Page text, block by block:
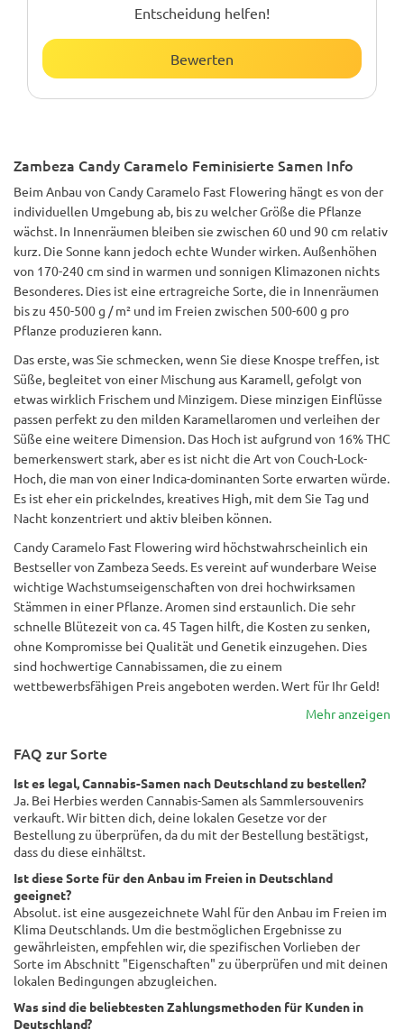
Entscheidung helfen!
Bewerten
Zambeza Candy Caramelo Feminisierte Samen Info
Beim Anbau von Candy Caramelo Fast Flowering hängt es von der
individuellen Umgebung ab, bis zu welcher Größe die Pflanze
wächst. In Innenräumen bleiben sie zwischen 60 und 90 cm relativ
kurz. Die Sonne kann jedoch echte Wunder wirken. Außenhöhen
von 170-240 cm sind in warmen und sonnigen Klimazonen nichts
Besonderes. Dies ist eine ertragreiche Sorte, die in Innenräumen
bis zu 450-500 g / m² und im Freien zwischen 500-600 g pro
Pflanze produzieren kann.
Das erste, was Sie schmecken, wenn Sie diese Knospe treffen, ist
Süße, begleitet von einer Mischung aus Karamell, gefolgt von
etwas wirklich Frischem und Minzigem. Diese minzigen Einflüsse
passen perfekt zu den milden Karamellaromen und verleihen der
Süße eine weitere Dimension. Das Hoch ist aufgrund von 16% THC
bemerkenswert stark, aber es ist nicht die Art von Couch-Lock-
Hoch, die man von einer Indica-dominanten Sorte erwarten würde.
Es ist eher ein prickelndes, kreatives High, mit dem Sie Tag und
Nacht konzentriert und aktiv bleiben können.
Candy Caramelo Fast Flowering wird höchstwahrscheinlich ein
Bestseller von Zambeza Seeds. Es vereint auf wunderbare Weise
wichtige Wachstumseigenschaften von drei hochwirksamen
Stämmen in einer Pflanze. Aromen sind erstaunlich. Die sehr
schnelle Blütezeit von ca. 45 Tagen hilft, die Kosten zu senken,
ohne Kompromisse bei Qualität und Genetik einzugehen. Dies
sind hochwertige Cannabissamen, die zu einem
wettbewerbsfähigen Preis angeboten werden. Wert für Ihr Geld!
Mehr anzeigen
FAQ zur Sorte
Ist es legal, Cannabis-Samen nach Deutschland zu bestellen?
Ja. Bei Herbies werden Cannabis-Samen als Sammlersouvenirs
verkauft. Wir bitten dich, deine lokalen Gesetze vor der
Bestellung zu überprüfen, da du mit der Bestellung bestätigst,
dass du diese einhältst.
Ist diese Sorte für den Anbau im Freien in Deutschland
geeignet?
Absolut. ist eine ausgezeichnete Wahl für den Anbau im Freien im
Klima Deutschlands. Um die bestmöglichen Ergebnisse zu
gewährleisten, empfehlen wir, die spezifischen Vorlieben der
Sorte im Abschnitt "Eigenschaften" zu überprüfen und mit deinen
lokalen Bedingungen abzugleichen.
Was sind die beliebtesten Zahlungsmethoden für Kunden in
Deutschland?